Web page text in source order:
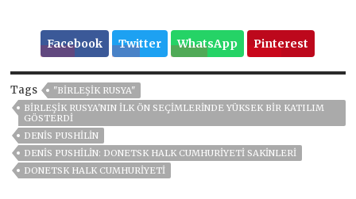
Facebook Twitter WhatsApp Pinterest
Tags
"BIRLEŞIK RUSYA"
BIRLEŞIK RUSYA'NIN ILK ÖN SEÇIMLERINDE YÜKSEK BIR KATILIM
GÖSTERDI
DENIS PUSHILIN
DENIS PUSHILIN: DONETSK HALK CUMHURIYETI SAKINLERI
DONETSK HALK CUMHURIYETI